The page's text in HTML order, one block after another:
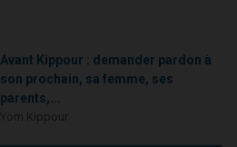
Avant Kippour : demander pardon à
son prochain, sa femme, ses
parents,...